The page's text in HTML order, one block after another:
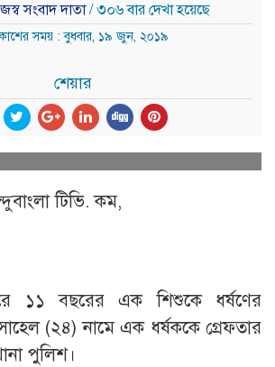
সংবাদ দাতা/ ৩০৬ বার দেখা হয়েছে
সময় : বুধবার, ১৯ জুন, ২০১৯
শেয়ার
টিভি. কম,
১১ বছরের এক শিশুকে ধর্ষণের
(২৪) নামে এক ধর্ষককে গ্রেফতার
পুলিশ।